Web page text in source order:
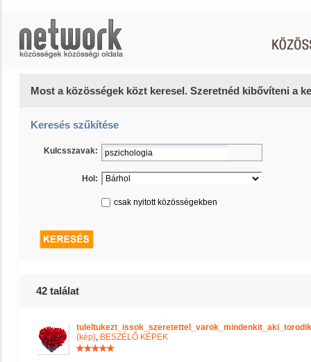
Most a közösségek közt keresel. Szeretnéd kibővíteni a
Keresés szűkítése
Kulcsszavak:
Hol:
csak nyitott közösségekben
42 találat
(kép), BESZÉLŐ KÉPEK